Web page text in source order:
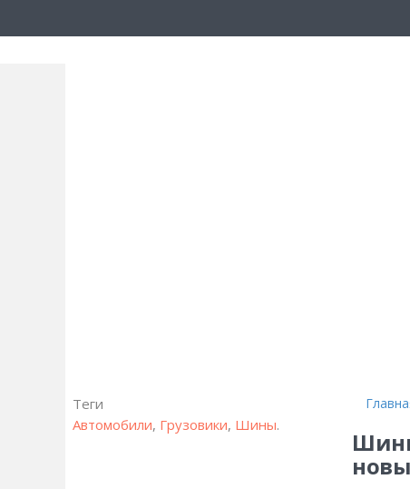
Теги
Автомобили, Грузовики, Шины.